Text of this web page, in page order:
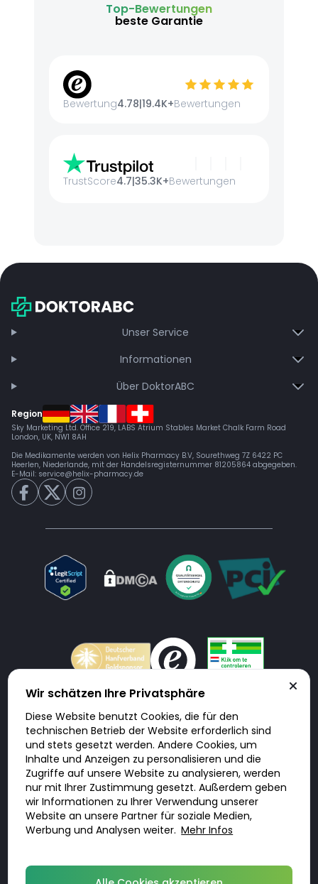
Top-Bewertungen
beste Garantie
Bewertung4.78|19.4K+Bewertungen
TrustScore4.7|35.3K+Bewertungen
Unser Service
Informationen
Über DoktorABC
Region
Sky Marketing Ltd. Office 219, LABS Atrium Stables Market Chalk Farm Road
London, UK, NW1 8AH
Die Medikamente werden von Helix Pharmacy B.V, Sourethweg 7Z 6422 PC
Heerlen, Niederlande, mit der Handelsregisternummer 81205864 abgegeben.
E-Mail: service@helix-pharmacy.de
Doktorabc.com ist eine Vermittlungsplattform. Doktorabc ist ausdrücklich
keine Internetapotheke. Doktorabc bietet keine Medikamente oder
sonstige Produkte an oder liefert diese. Jegliche Informationen zu
Produkten, Medikamenten und Preisen auf der Internetseite beinhalten
kein Angebot von Doktorabc an Sie. Für die Einhaltung der in Ihrem Land
geltenden Gesetze und sonstigen Rechtsvorschriften sind Sie als Nutzer
selbst verantwortlich. Die Nutzung unseres Services auf Doktorabc durch
Sie erfolgt auf eigenes Risiko und in eigener Verantwortung. Sie erklären,
diese Internetseite aus eigener Initiative zu besuchen und zu nutzen.
Wir schätzen Ihre Privatsphäre
Diese Website benutzt Cookies, die für den
technischen Betrieb der Website erforderlich sind
und stets gesetzt werden. Andere Cookies, um
Inhalte und Anzeigen zu personalisieren und die
Zugriffe auf unsere Website zu analysieren, werden
nur mit Ihrer Zustimmung gesetzt. Außerdem geben
wir Informationen zu Ihrer Verwendung unserer
Website an unsere Partner für soziale Medien,
Werbung und Analysen weiter. Mehr Infos